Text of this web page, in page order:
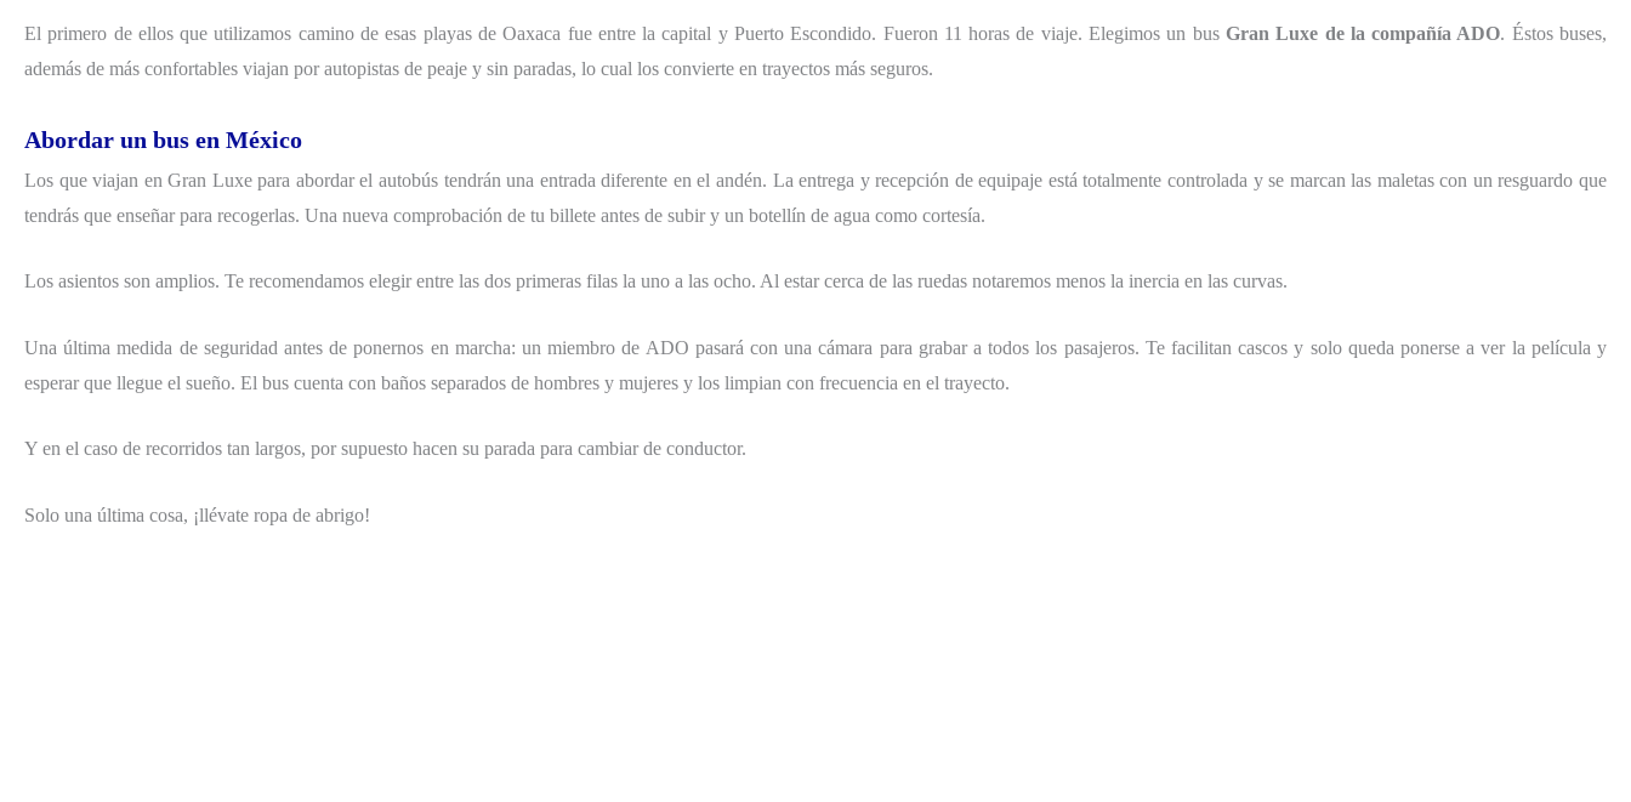
El primero de ellos que utilizamos camino de esas playas de Oaxaca fue entre la capital y Puerto Escondido. Fueron 11 horas de viaje. Elegimos un bus Gran Luxe de la compañía ADO. Éstos buses,
además de más confortables viajan por autopistas de peaje y sin paradas, lo cual los convierte en trayectos más seguros.
Abordar un bus en México
Los que viajan en Gran Luxe para abordar el autobús tendrán una entrada diferente en el andén. La entrega y recepción de equipaje está totalmente controlada y se marcan las maletas con un resguardo que
tendrás que enseñar para recogerlas. Una nueva comprobación de tu billete antes de subir y un botellín de agua como cortesía.
Los asientos son amplios. Te recomendamos elegir entre las dos primeras filas la uno a las ocho. Al estar cerca de las ruedas notaremos menos la inercia en las curvas.
Una última medida de seguridad antes de ponernos en marcha: un miembro de ADO pasará con una cámara para grabar a todos los pasajeros. Te facilitan cascos y solo queda ponerse a ver la película y
esperar que llegue el sueño. El bus cuenta con baños separados de hombres y mujeres y los limpian con frecuencia en el trayecto.
Y en el caso de recorridos tan largos, por supuesto hacen su parada para cambiar de conductor.
Solo una última cosa, ¡llévate ropa de abrigo!